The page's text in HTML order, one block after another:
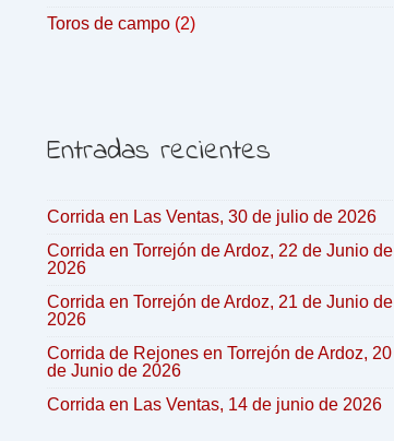
Toros de campo (2)
Entradas recientes
Corrida en Las Ventas, 30 de julio de 2026
Corrida en Torrejón de Ardoz, 22 de Junio de
2026
Corrida en Torrejón de Ardoz, 21 de Junio de
2026
Corrida de Rejones en Torrejón de Ardoz, 20
de Junio de 2026
Corrida en Las Ventas, 14 de junio de 2026